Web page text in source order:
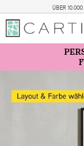
ÜBER